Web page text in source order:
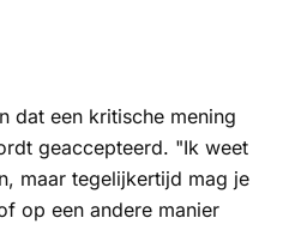
dat een kritische mening
geaccepteerd. "Ik weet
maar tegelijkertijd mag je
op een andere manier